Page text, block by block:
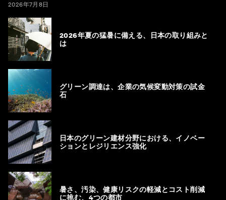
2026年7月8日
2026年夏の猛暑に備える、日本の取り組みと
は
グリーン調達は、企業の気候変動対策の試金
石
日本のグリーン建材分野における、イノベー
ションとレジリエンス強化
暑さ、汚染、健康リスクの軽減とコスト削減
に挑む、4つの都市